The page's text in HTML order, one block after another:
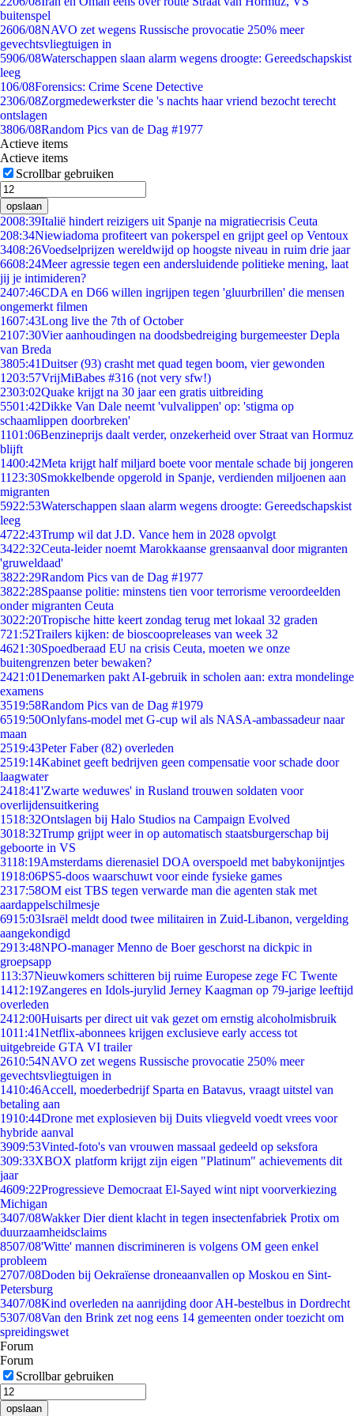
buitenspel
2606/08NAVO zet wegens Russische provocatie 250% meer
gevechtsvliegtuigen in
5906/08Waterschappen slaan alarm wegens droogte: Gereedschapskist
leeg
106/08Forensics: Crime Scene Detective
2306/08Zorgmedewerkster die 's nachts haar vriend bezocht terecht
ontslagen
3806/08Random Pics van de Dag #1977
Actieve items
Actieve items
Scrollbar gebruiken
opslaan
2008:39Italië hindert reizigers uit Spanje na migratiecrisis Ceuta
208:34Niewiadoma profiteert van pokerspel en grijpt geel op Ventoux
3408:26Voedselprijzen wereldwijd op hoogste niveau in ruim drie jaar
6608:24Meer agressie tegen een andersluidende politieke mening, laat
jij je intimideren?
2407:46CDA en D66 willen ingrijpen tegen 'gluurbrillen' die mensen
ongemerkt filmen
1607:43Long live the 7th of October
2107:30Vier aanhoudingen na doodsbedreiging burgemeester Depla
van Breda
3805:41Duitser (93) crasht met quad tegen boom, vier gewonden
1203:57VrijMiBabes #316 (not very sfw!)
2303:02Quake krijgt na 30 jaar een gratis uitbreiding
5501:42Dikke Van Dale neemt 'vulvalippen' op: 'stigma op
schaamlippen doorbreken'
1101:06Benzineprijs daalt verder, onzekerheid over Straat van Hormuz
blijft
1400:42Meta krijgt half miljard boete voor mentale schade bij jongeren
11 23:30Smokkelbende opgerold in Spanje, verdienden miljoenen aan
migranten
5922:53Waterschappen slaan alarm wegens droogte: Gereedschapskist
leeg
4722:43Trump wil dat J.D. Vance hem in 2028 opvolgt
3422:32Ceuta-leider noemt Marokkaanse grensaanval door migranten
'gruweldaad'
3822:29Random Pics van de Dag #1977
3822:28Spaanse politie: minstens tien voor terrorisme veroordeelden
onder migranten Ceuta
3022:20Tropische hitte keert zondag terug met lokaal 32 graden
721:52Trailers kijken: de bioscoopreleases van week 32
4621:30Spoedberaad EU na crisis Ceuta, moeten we onze
buitengrenzen beter bewaken?
2421:01Denemarken pakt AI-gebruik in scholen aan: extra mondelinge
examens
3519:58Random Pics van de Dag #1979
6519:50Onlyfans-model met G-cup wil als NASA-ambassadeur naar
maan
2519:43Peter Faber (82) overleden
2519:14Kabinet geeft bedrijven geen compensatie voor schade door
laagwater
2418:41'Zwarte weduwes' in Rusland trouwen soldaten voor
overlijdensuitkering
1518:32Ontslagen bij Halo Studios na Campaign Evolved
3018:32Trump grijpt weer in op automatisch staatsburgerschap bij
geboorte in VS
3118:19Amsterdams dierenasiel DOA overspoeld met babykonijntjes
1918:06PS5-doos waarschuwt voor einde fysieke games
2317:58OM eist TBS tegen verwarde man die agenten stak met
aardappelschilmesje
6915:03Israël meldt dood twee militairen in Zuid-Libanon, vergelding
aangekondigd
2913:48NPO-manager Menno de Boer geschorst na dickpic in
groepsapp
113:37Nieuwkomers schitteren bij ruime Europese zege FC Twente
1412:19Zangeres en Idols-jurylid Jerney Kaagman op 79-jarige leeftijd
overleden
2412:00Huisarts per direct uit vak gezet om ernstig alcoholmisbruik
1011:41Netflix-abonnees krijgen exclusieve early access tot
uitgebreide GTA VI trailer
2610:54NAVO zet wegens Russische provocatie 250% meer
gevechtsvliegtuigen in
1410:46Accell, moederbedrijf Sparta en Batavus, vraagt uitstel van
betaling aan
1910:44Drone met explosieven bij Duits vliegveld voedt vrees voor
hybride aanval
3909:53Vinted-foto's van vrouwen massaal gedeeld op seksfora
309:33XBOX platform krijgt zijn eigen "Platinum" achievements dit
jaar
4609:22Progressieve Democraat El-Sayed wint nipt voorverkiezing
Michigan
3407/08Wakker Dier dient klacht in tegen insectenfabriek Protix om
duurzaamheidsclaims
8507/08'Witte' mannen discrimineren is volgens OM geen enkel
probleem
2707/08Doden bij Oekraïense droneaanvallen op Moskou en Sint-
Petersburg
3407/08Kind overleden na aanrijding door AH-bestelbus in Dordrecht
5307/08Van den Brink zet nog eens 14 gemeenten onder toezicht om
spreidingswet
Forum
Forum
Scrollbar gebruiken
opslaan